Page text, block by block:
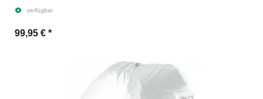
verfügbar
99,95 € *